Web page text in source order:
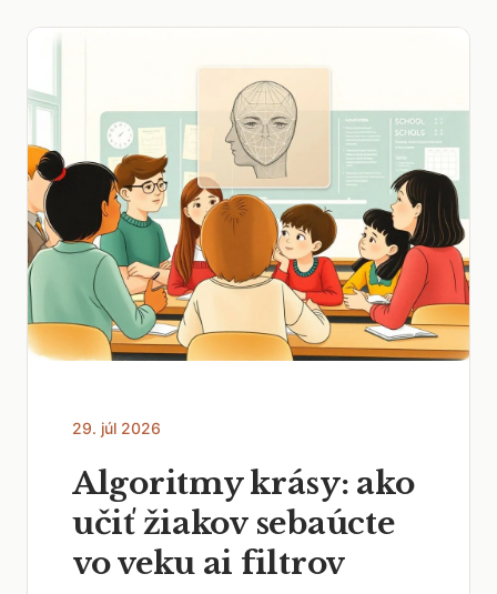
29. júl 2026
Algoritmy krásy: ako
učiť žiakov sebaúcte
vo veku ai filtrov